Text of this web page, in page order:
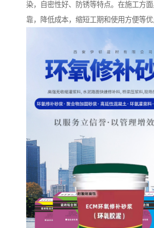
染，自密性好、防锈等特点。在施工方面
靠，降低成本，缩短工期和使用方便等优